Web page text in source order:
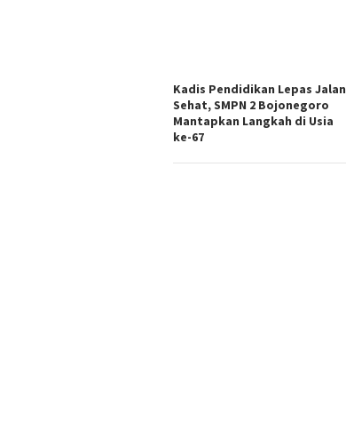
Kadis Pendidikan Lepas Jalan
Sehat, SMPN 2 Bojonegoro
Mantapkan Langkah di Usia
ke-67